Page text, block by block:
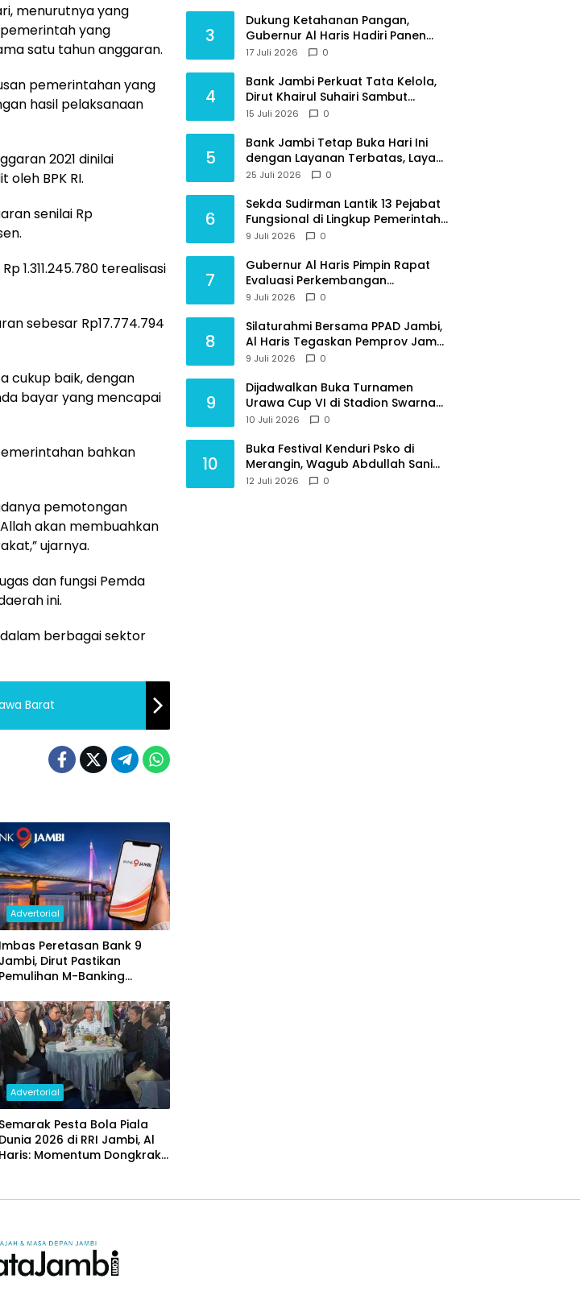
menurutnya yang
yang
satu tahun anggaran.
pemerintahan yang
hasil pelaksanaan
2021 dinilai
oleh BPK RI.
senilai Rp
1.311.245.780 terealisasi
sebesar Rp17.774.794
cukup baik, dengan
bayar yang mencapai
bahkan
pemotongan
akan membuahkan
ujarnya.
dan fungsi Pemda
ini.
berbagai sektor
Barat
Advertorial
Imbas Peretasan Bank 9
Jambi, Dirut Pastikan
Pemulihan M-Banking
Advertorial
Semarak Pesta Bola Piala
Dunia 2026 di RRI Jambi, Al
Haris: Momentum Dongkrak
3
Dukung Ketahanan Pangan,
Gubernur Al Haris Hadiri Panen
Raya TNI di Kabupaten
17 Juli 2026 0
4
Bank Jambi Perkuat Tata Kelola,
Dirut Khairul Suhairi Sambut
Sinergi Strategis Bersama BPKP
15 Juli 2026 0
5
Bank Jambi Tetap Buka Hari Ini
dengan Layanan Terbatas, Layani
Penggantian Kartu ATM dan
25 Juli 2026 0
6
Sekda Sudirman Lantik 13 Pejabat
Fungsional di Lingkup Pemerintah
Provinsi Jambi
9 Juli 2026 0
7
Gubernur Al Haris Pimpin Rapat
Evaluasi Perkembangan
Pelaksanaan Kegiatan
9 Juli 2026 0
8
Silaturahmi Bersama PPAD Jambi,
Al Haris Tegaskan Pemprov Jambi
Terus Rangkul Para Purnawirawan
9 Juli 2026 0
9
Dijadwalkan Buka Turnamen
Urawa Cup VI di Stadion Swarna
Bhumi, Gubernur Al Haris Siap
10 Juli 2026 0
10
Buka Festival Kenduri Psko di
Merangin, Wagub Abdullah Sani
Ajak Generasi Muda Jaga Budaya
12 Juli 2026 0